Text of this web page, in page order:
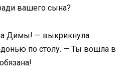
вашего сына?
Димы! — выкрикнула
по столу. — Ты вошла в